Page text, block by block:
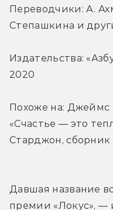
Переводчики: А.
Степашкина и
Издательства:
2020
Похоже на: Джеймс
«Счастье — это
Старджон, сборник
Давшая название
премии «Локус», —